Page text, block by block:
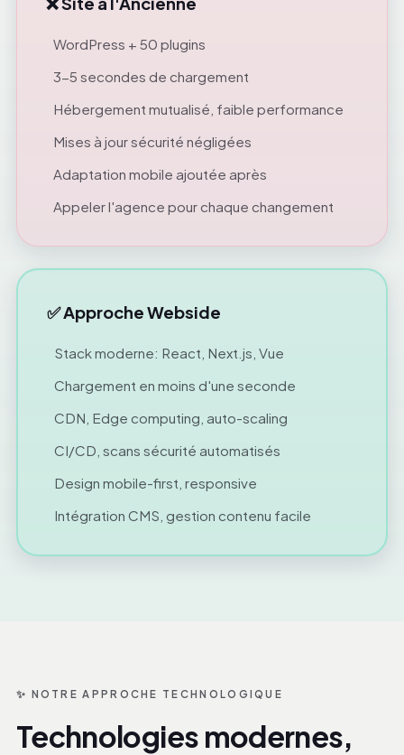
WordPress + 50 plugins
3-5 secondes de chargement
Hébergement mutualisé, faible performance
Mises à jour sécurité négligées
Adaptation mobile ajoutée après
Appeler l'agence pour chaque changement
✅ Approche Webside
Stack moderne: React, Next.js, Vue
Chargement en moins d'une seconde
CDN, Edge computing, auto-scaling
CI/CD, scans sécurité automatisés
Design mobile-first, responsive
Intégration CMS, gestion contenu facile
✨ NOTRE APPROCHE TECHNOLOGIQUE
Technologies modernes,